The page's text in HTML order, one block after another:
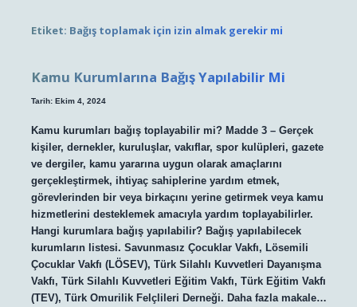
Etiket: Bağış toplamak için izin almak gerekir mi
Kamu Kurumlarına Bağış Yapılabilir Mi
Tarih: Ekim 4, 2024
Kamu kurumları bağış toplayabilir mi? Madde 3 – Gerçek
kişiler, dernekler, kuruluşlar, vakıflar, spor kulüpleri, gazete
ve dergiler, kamu yararına uygun olarak amaçlarını
gerçekleştirmek, ihtiyaç sahiplerine yardım etmek,
görevlerinden bir veya birkaçını yerine getirmek veya kamu
hizmetlerini desteklemek amacıyla yardım toplayabilirler.
Hangi kurumlara bağış yapılabilir? Bağış yapılabilecek
kurumların listesi. Savunmasız Çocuklar Vakfı, Lösemili
Çocuklar Vakfı (LÖSEV), Türk Silahlı Kuvvetleri Dayanışma
Vakfı, Türk Silahlı Kuvvetleri Eğitim Vakfı, Türk Eğitim Vakfı
(TEV), Türk Omurilik Felçlileri Derneği. Daha fazla makale…